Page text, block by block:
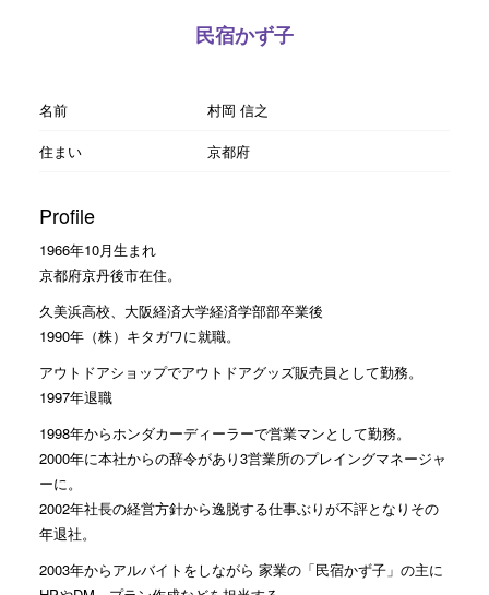
民宿かず子
名前
村岡 信之
住まい
京都府
Profile
1966年10月生まれ
京都府京丹後市在住。
久美浜高校、大阪経済大学経済学部部卒業後
1990年（株）キタガワに就職。
アウトドアショップでアウトドアグッズ販売員として勤務。
1997年退職
1998年からホンダカーディーラーで営業マンとして勤務。
2000年に本社からの辞令があり3営業所のプレイングマネージャ
ーに。
2002年社長の経営方針から逸脱する仕事ぶりが不評となりその
年退社。
2003年からアルバイトをしながら 家業の「民宿かず子」の主に